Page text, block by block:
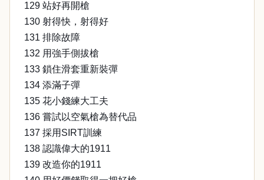
129 站好再開槍
130 射得快，射得好
131 排除故障
132 用強手側拔槍
133 鎖住滑套重新裝彈
134 添滿子彈
135 花小錢練大工夫
136 嘗試以空氣槍為替代品
137 採用SIRT訓練
138 認識偉大的1911
139 改造你的1911